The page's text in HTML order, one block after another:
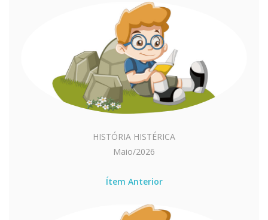
HISTÓRIA HISTÉRICA
Maio/2026
Ítem Anterior